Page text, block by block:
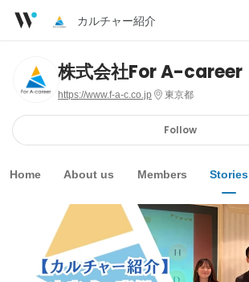
カルチャー紹介
株式会社For A-career
https://www.f-a-c.co.jp 東京都
Follow
Home About us Members Stories